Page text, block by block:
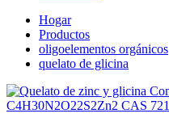
Hogar
Productos
oligoelementos orgánicos
quelato de glicina